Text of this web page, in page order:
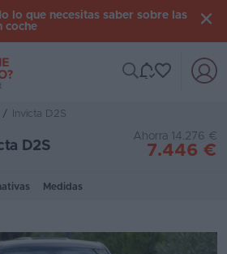
lo que necesitas saber sobre las
coche
/ Invicta D2S
D2S
Ahorra 14.276 €
7.446 €
Medidas